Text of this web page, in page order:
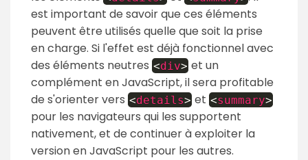
est important de savoir que ces éléments
peuvent être utilisés quelle que soit la prise
en charge. Si l'effet est déjà fonctionnel avec
des éléments neutres <div> et un
complément en JavaScript, il sera profitable
de s'orienter vers <details> et<summary>
pour les navigateurs qui les supportent
nativement, et de continuer à exploiter la
version en JavaScript pour les autres.